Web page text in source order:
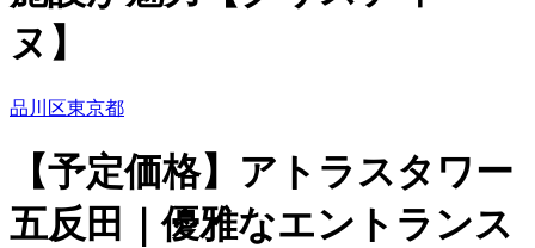
ヌ】
品川区東京都
【予定価格】アトラスタワー
五反田｜優雅なエントランス